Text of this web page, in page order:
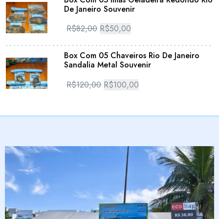
De Janeiro Souvenir
R$82,00 R$50,00
Box Com 05 Chaveiros Rio De Janeiro
Sandalia Metal Souvenir
R$120,00 R$100,00